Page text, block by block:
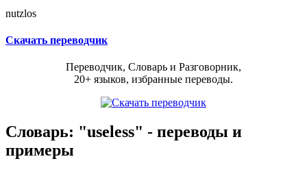
nutzlos
Скачать переводчик
Переводчик, Словарь и Разговорник,
20+ языков, избранные переводы.
Словарь: "useless" - переводы и
примеры